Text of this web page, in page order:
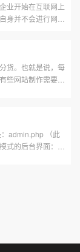
户需求。当企业和
业开始在互联网上
身并不会进行网站
客户沟通，那么自
沟通哪些方面的问
货。也就是说，每
些网站制作需要几
格是多少 第
admin.php （此
式的后台界面：此